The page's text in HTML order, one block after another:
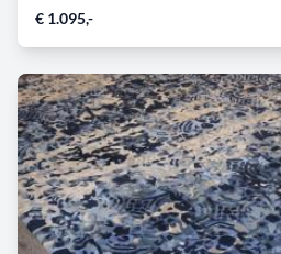
€ 1.095,-